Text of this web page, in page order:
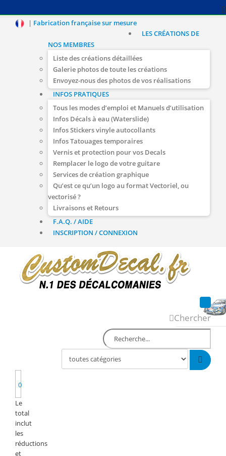
| Fabrication française sur mesure
LES CRÉATIONS DE
NOS MEMBRES
Liste des créations détaillées
Galerie photos de toute les créations
Envoyez-nous des photos de vos réalisations
INFOS PRATIQUES
Tous les modes d’emploi et Manuels d’utilisation
Infos Décals à eau (Waterslide)
Infos Stickers vinyle autocollants
Infos Tatouages temporaires
Vernis et protection pour vos Decals
Remplacer le logo de votre guitare
Services de création graphique
Qu’est ce qu’un logo au format Vectoriel, ou
vectorisé ?
Livraisons et Retours
F.A.Q. / AIDE
INSCRIPTION / CONNEXION
Chercher
0
Le
total
inclut
les
réductions
et